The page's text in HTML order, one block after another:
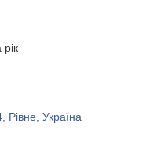
Рівне, Україна